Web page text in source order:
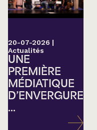
20-07-2026 |
Actualités
UNE
PREMIÈRE
MÉDIATIQUE
D’ENVERGURE
...